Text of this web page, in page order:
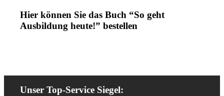
Hier können Sie das Buch “So geht
Ausbildung heute!” bestellen
Unser Top-Service Siegel: